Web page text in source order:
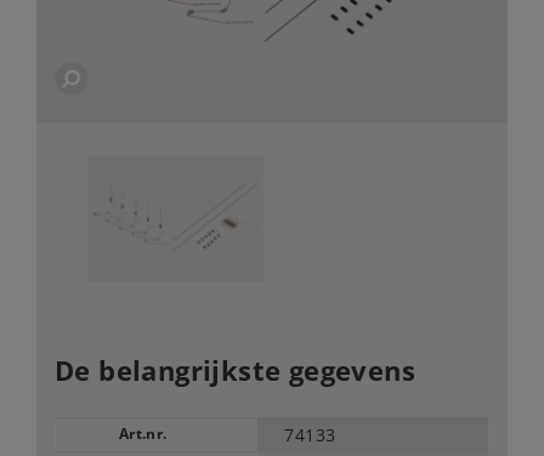
De belangrijkste gegevens
Art.nr. 74133